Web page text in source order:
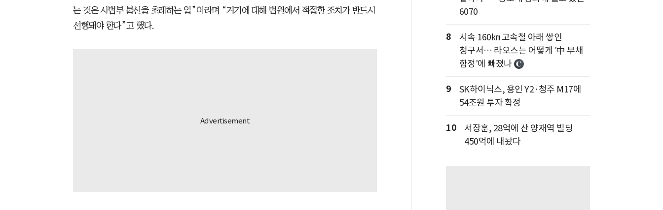
는 것은 사법부 불신을 초래하는 일”이라며 “거기에 대해 법원에서 적절한 조치가 반드시
선행돼야 한다”고 했다.
6070
8
시속 160㎞ 고속철 아래 쌓인
청구서… 라오스는 어떻게 '中 부채
함정'에 빠졌나
9
SK하이닉스, 용인 Y2·청주 M17에
54조원 투자 확정
10
서장훈, 28억에 산 양재역 빌딩
450억에 내놨다